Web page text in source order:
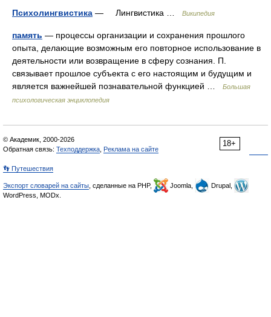
Психолингвистика — Лингвистика … Википедия
память — процессы организации и сохранения прошлого
опыта, делающие возможным его повторное использование в
деятельности или возвращение в сферу сознания. П.
связывает прошлое субъекта с его настоящим и будущим и
является важнейшей познавательной функцией …
Большая
психологическая энциклопедия
18+
© Академик, 2000-2026
Обратная связь: Техподдержка Реклама на сайте
👣 Путешествия
Экспорт словарей на сайты , сделанные на PHP, Joomla,
Drupal,
WordPress, MODx.